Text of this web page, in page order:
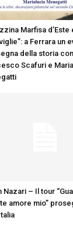
Marfisa d’Este
a Ferrara un
della storia con
Scafuri e
Nazari – Il tour
amore mio”